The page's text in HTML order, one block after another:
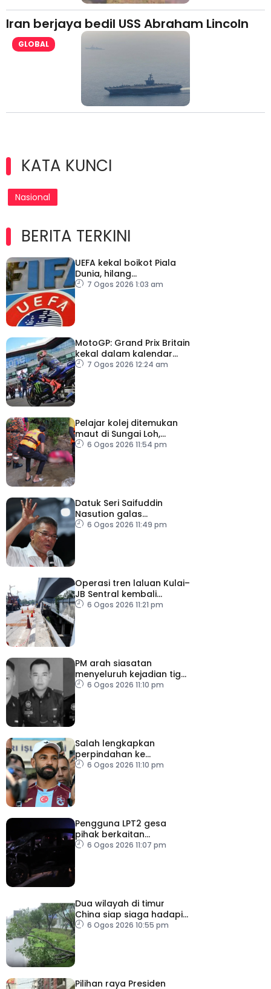
Iran berjaya bedil USS Abraham Lincoln
GLOBAL
KATA KUNCI
Nasional
BERITA TERKINI
UEFA kekal boikot Piala
Dunia, hilang
kepercayaan kepada
7 Ogos 2026 1:03 am
MotoGP: Grand Prix Britain
kekal dalam kalendar
hingga 2028
7 Ogos 2026 12:24 am
Pelajar kolej ditemukan
maut di Sungai Loh,
Dungun
6 Ogos 2026 11:54 pm
Datuk Seri Saifuddin
Nasution galas
sementara tugas
6 Ogos 2026 11:49 pm
Operasi tren laluan Kulai–
JB Sentral kembali
beroperasi
6 Ogos 2026 11:21 pm
PM arah siasatan
menyeluruh kejadian tiga
anggota polis maut
6 Ogos 2026 11:10 pm
Salah lengkapkan
perpindahan ke
Trabzonspor
6 Ogos 2026 11:10 pm
Pengguna LPT2 gesa
pihak berkaitan
pertingkat keselamatan
6 Ogos 2026 11:07 pm
Dua wilayah di timur
China siap siaga hadapi
taufan Dolphin
6 Ogos 2026 10:55 pm
Pilihan raya Presiden